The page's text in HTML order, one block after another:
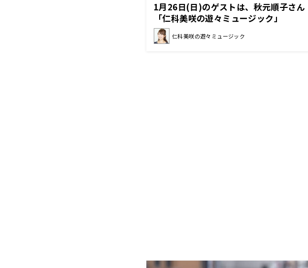
1月26日(日)のゲストは、秋元順子さん
「仁科美咲の遊々ミュージック」
仁科美咲の遊々ミュージック